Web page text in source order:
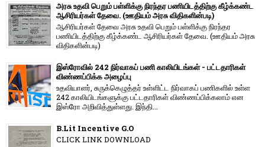
அரசு உதவி பெறும் பள்ளிக்கு நிரந்தர பணியிடத்திற்கு கீழ்க்கண்ட
ஆசிரியர்கள் தேவை. (ஊதியம் அரசு விதிகளின்படி)
ஆசிரியர்கள் தேவை அரசு உதவி பெறும் பள்ளிக்கு நிரந்தர
பணியிடத்திற்கு கீழ்க்கண்ட ஆசிரியர்கள் தேவை. (ஊதியம் அரசு
விதிகளின்படி)
இஸ்ரோவில் 242 நிர்வாகப் பணி காலியிடங்கள் - பட்டதாரிகள்
விண்ணப்பிக்க அழைப்பு
உதவியாளர், சுருக்கெழுத்தர் உள்ளிட்ட நிர்வாகப் பணிகளில் உள்ள
242 காலியிடங்களுக்கு பட்டதாரிகள் விண்ணப்பிக்கலாம் என
இஸ்ரோ அறிவித்துள்ளது. இந்தி...
B.Lit Incentive G.O
CLICK LINK DOWNLOAD